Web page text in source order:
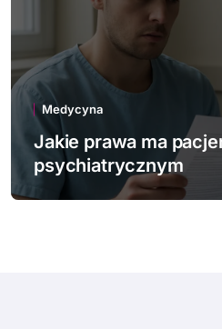
Medycyna
Jakie innowacje
wspierają polską